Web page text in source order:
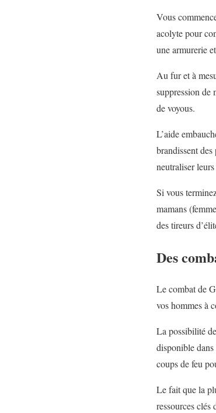
Vous
acolyte pour
une armurerie
Au fur et à
suppression de
de voyous.
L’aide
brandissent
neutraliser
Si vous
mamans
des tireurs
Des
Le combat de
vos hommes à
La possibilité
disponible
coups de feu
Le fait que la
ressources clés